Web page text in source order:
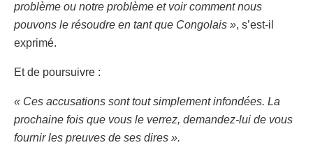
problème ou notre problème et voir comment nous
pouvons le résoudre en tant que Congolais », s’est-il
exprimé.
Et de poursuivre :
« Ces accusations sont tout simplement infondées. La
prochaine fois que vous le verrez, demandez-lui de vous
fournir les preuves de ses dires ».